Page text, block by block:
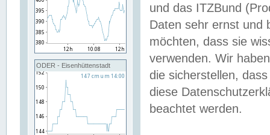
ODER - Eisenhüttenstadt
und das ITZBund
Daten sehr ernst und
möchten, dass sie
verwenden. Wir
die sicherstellen,
diese
beachtet werden.